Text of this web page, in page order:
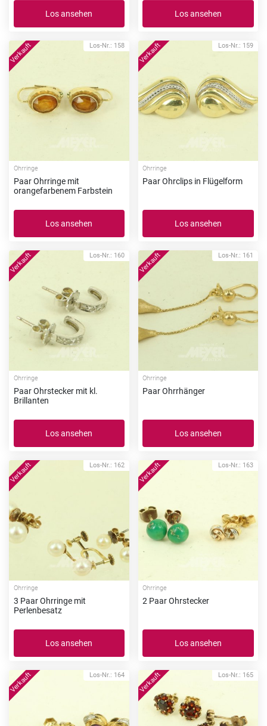
Los ansehen Los ansehen
Los-Nr.: 158
Ohrringe
Paar Ohrringe mit
orangefarbenem Farbstein
Los ansehen
Los-Nr.: 159
Ohrringe
Paar Ohrclips in Flügelform
Los ansehen
Los-Nr.: 160
Ohrringe
Paar Ohrstecker mit kl.
Brillanten
Los ansehen
Los-Nr.: 161
Ohrringe
Paar Ohrrhänger
Los ansehen
Los-Nr.: 162
Ohrringe
3 Paar Ohrringe mit
Perlenbesatz
Los ansehen
Los-Nr.: 163
Ohrringe
2 Paar Ohrstecker
Los ansehen
Los-Nr.: 164 Los-Nr.: 165